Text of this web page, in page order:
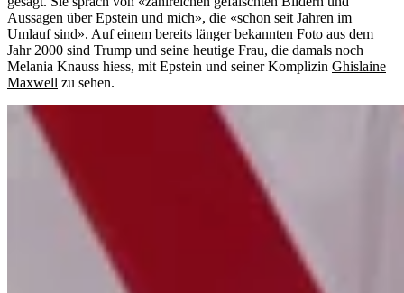
Aussagen über Epstein und mich», die «schon seit Jahren im
Umlauf sind». Auf einem bereits länger bekannten Foto aus dem
Jahr 2000 sind Trump und seine heutige Frau, die damals noch
Melania Knauss hiess, mit Epstein und seiner Komplizin Ghislaine
Maxwell zu sehen.